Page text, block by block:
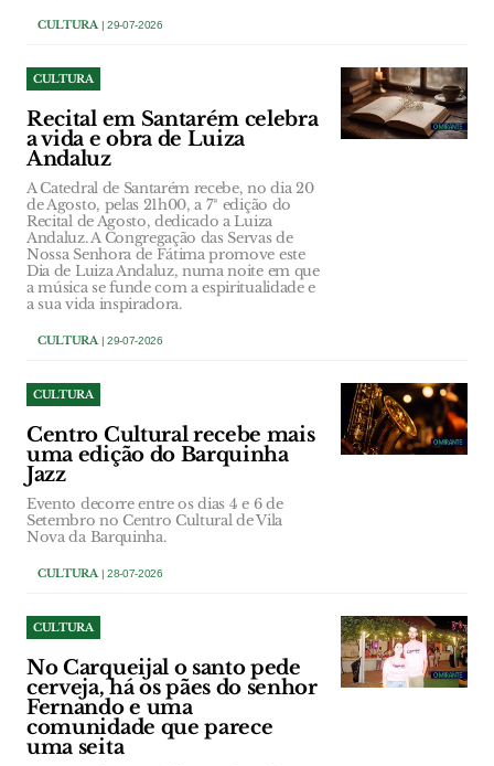
CULTURA| 29-07-2026
CULTURA
Recital em Santarém celebra
a vida e obra de Luiza
Andaluz
A Catedral de Santarém recebe, no dia 20
de Agosto, pelas 21h00, a 7ª edição do
Recital de Agosto, dedicado a Luiza
Andaluz. A Congregação das Servas de
Nossa Senhora de Fátima promove este
Dia de Luiza Andaluz, numa noite em que
a música se funde com a espiritualidade e
a sua vida inspiradora.
CULTURA| 29-07-2026
CULTURA
Centro Cultural recebe mais
uma edição do Barquinha
Jazz
Evento decorre entre os dias 4 e 6 de
Setembro no Centro Cultural de Vila
Nova da Barquinha.
CULTURA| 28-07-2026
CULTURA
No Carqueijal o santo pede
cerveja, há os pães do senhor
Fernando e uma
comunidade que parece
uma seita